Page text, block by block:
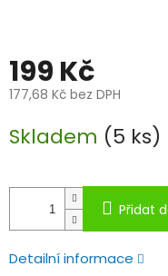
199 Kč
177,68 Kč bez DPH
cena:
Skladem (5 ks)
Přidat
Detailní informace